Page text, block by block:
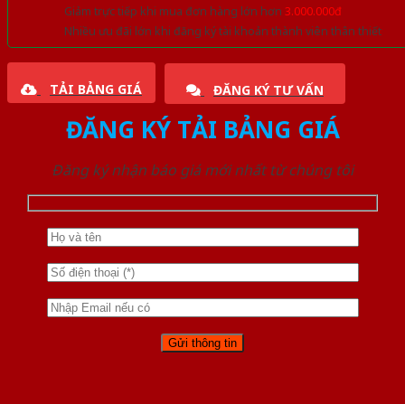
Giảm trực tiếp khi mua đơn hàng lớn hơn 3.000.000đ
Nhiều ưu đãi lớn khi đăng ký tài khoản thành viên thân thiết
TẢI BẢNG GIÁ ĐĂNG KÝ TƯ VẤN
ĐĂNG KÝ TẢI BẢNG GIÁ
Đăng ký nhận báo giá mới nhất từ chúng tôi